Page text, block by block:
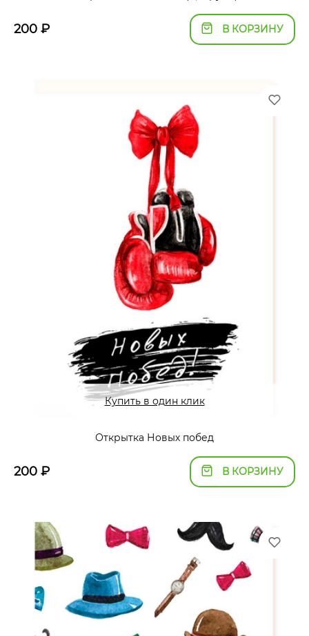
200 ₽ В КОРЗИНУ
Купить в один клик
Открытка Новых побед
200 ₽ В КОРЗИНУ